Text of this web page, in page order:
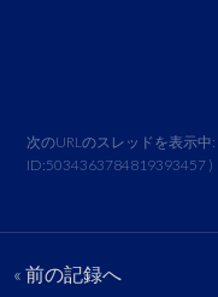
次のURLのスレッドを表示中:
ID:5034363784819393457 )
« 前の記録へ